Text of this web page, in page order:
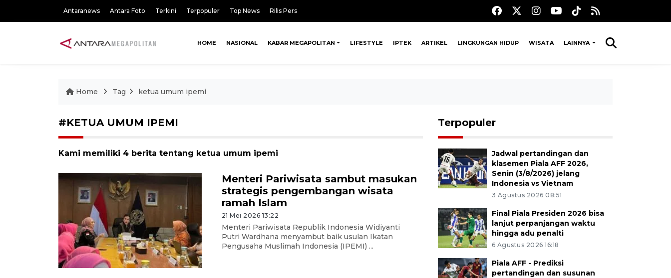
Antaranews Antara Foto Terkini Terpopuler Top News Rilis Pers
HOME NASIONAL KABAR MEGAPOLITAN LIFESTYLE IPTEK ARTIKEL LINGKUNGAN HIDUP WISATA LAINNYA
Home Tag ketua umum ipemi
#KETUA UMUM IPEMI
Kami memiliki 4 berita tentang ketua umum ipemi
Menteri Pariwisata sambut masukan
strategis pengembangan wisata
ramah Islam
21 Mei 2026 13:22
Menteri Pariwisata Republik Indonesia Widiyanti
Putri Wardhana menyambut baik usulan Ikatan
Pengusaha Muslimah Indonesia (IPEMI) ...
Terpopuler
Jadwal pertandingan dan
klasemen Piala AFF 2026,
Senin (3/8/2026) jelang
Indonesia vs Vietnam
3 Agustus 2026 08:51
Final Piala Presiden 2026 bisa
lanjut perpanjangan waktu
hingga adu penalti
6 Agustus 2026 16:18
Piala AFF - Prediksi
pertandingan dan susunan